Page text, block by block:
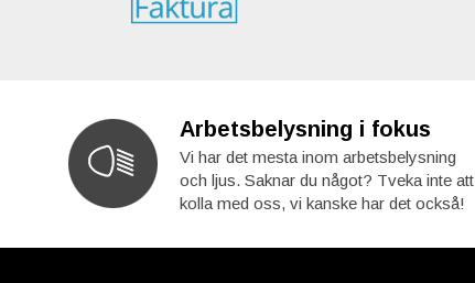
Arbetsbelysning i fokus
Vi har det mesta inom arbetsbelysning
och ljus. Saknar du något? Tveka inte att
kolla med oss, vi kanske har det också!